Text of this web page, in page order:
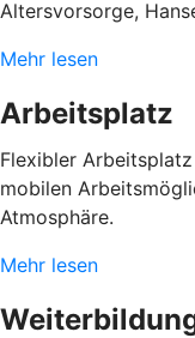
Altersvorsorge,
Mehr lesen
Arbeitsplatz
Flexibler
mobilen
Atmosphäre.
Mehr lesen